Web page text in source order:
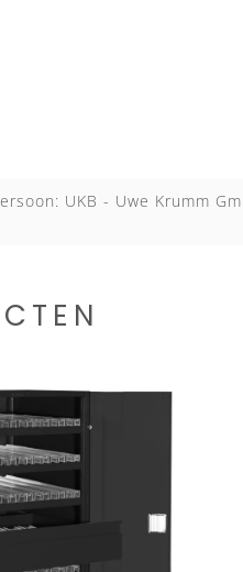
UKB - Uwe Krumm